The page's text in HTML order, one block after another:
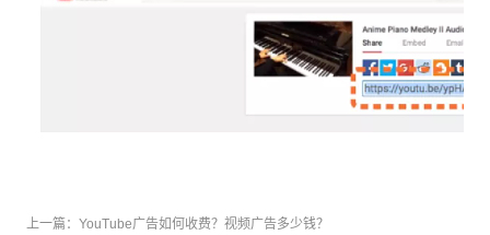
上一篇：YouTube广告如何收费？视频广告多少钱？